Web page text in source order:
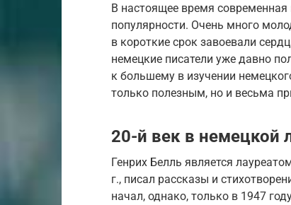
В настоящее время современная
популярности. Очень много
в короткие срок завоевали
немецкие писатели уже давно
к большему в изучении
только полезным, но и весьма
20-й век в немецкой
Генрих Белль является
г., писал рассказы и
начал, однако, только в 1947